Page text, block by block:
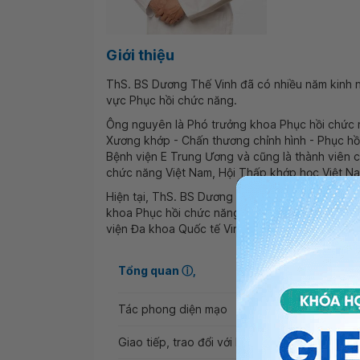
Giới thiệu
ThS. BS Dương Thế Vinh đã có nhiều năm kinh
vực Phục hồi chức năng.
Ông nguyên là Phó trưởng khoa Phục hồi chức
Xương khớp - Chấn thương chỉnh hình - Phục
Bệnh viện E Trung Ương và cũng là thành viên
chức năng Việt Nam, Hội Thấp khớp học Việt
Hiện tại, ThS. BS Dương Thế Vinh đang giữ
khoa Phục hồi chức năng tại khoa Phục hồi
viện Đa khoa Quốc tế Vinmec Times City.
Tổng quan ⓘ
Tác phong diện mạo
Giao tiếp, trao đổi với khách hàng